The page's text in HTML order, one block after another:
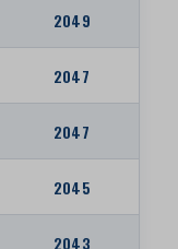
2049
2047
2047
2045
2043